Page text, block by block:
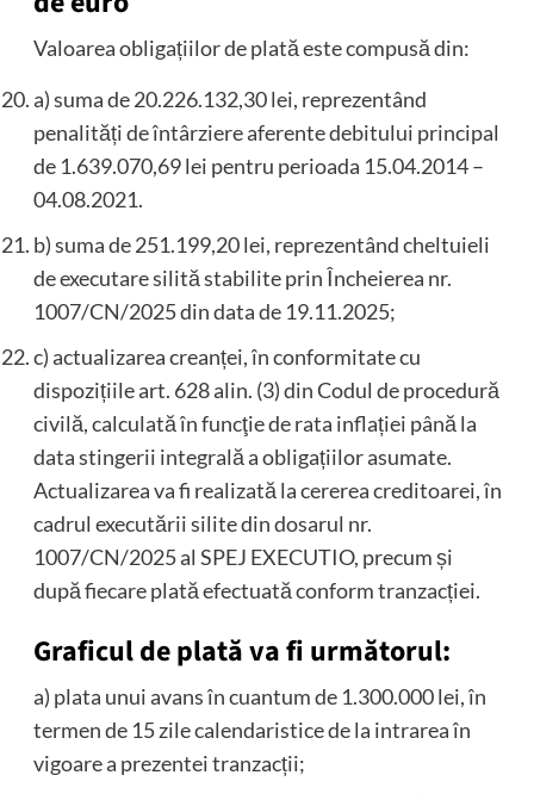
Valoarea obligațiilor de plată este compusă din:
a) suma de 20.226.132,30 lei, reprezentând
penalități de întârziere aferente debitului principal
de 1.639.070,69 lei pentru perioada 15.04.2014 –
04.08.2021.
b) suma de 251.199,20 lei, reprezentând cheltuieli
de executare silită stabilite prin Încheierea nr.
1007/CN/2025 din data de 19.11.2025;
c) actualizarea creanței, în conformitate cu
dispozițiile art. 628 alin. (3) din Codul de procedură
civilă, calculată în funcţie de rata inflației până la
data stingerii integrală a obligațiilor asumate.
Actualizarea va fi realizată la cererea creditoarei, în
cadrul executării silite din dosarul nr.
1007/CN/2025 al SPEJ EXECUTIO, precum și
după fiecare plată efectuată conform tranzacției.
Graficul de plată va fi următorul:
a) plata unui avans în cuantum de 1.300.000 lei, în
termen de 15 zile calendaristice de la intrarea în
vigoare a prezentei tranzacții;